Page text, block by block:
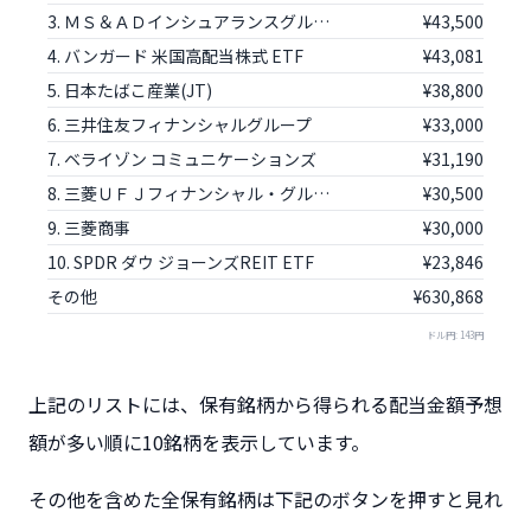
3. ＭＳ＆ＡＤインシュアランスグループホールディングス
¥43,500
4. バンガード 米国高配当株式 ETF
¥43,081
5. 日本たばこ産業(JT)
¥38,800
6. 三井住友フィナンシャルグループ
¥33,000
7. ベライゾン コミュニケーションズ
¥31,190
8. 三菱ＵＦＪフィナンシャル・グループ
¥30,500
9. 三菱商事
¥30,000
10. SPDR ダウ ジョーンズREIT ETF
¥23,846
その他
¥630,868
ドル円: 143円
上記のリストには、保有銘柄から得られる配当金額予想
額が多い順に10銘柄を表示しています。
その他を含めた全保有銘柄は下記のボタンを押すと見れ